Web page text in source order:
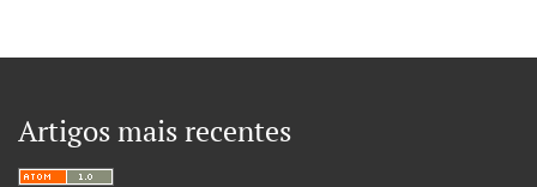
Artigos mais recentes